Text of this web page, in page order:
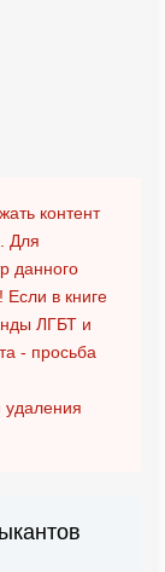
контент
Для
данного
Если в книге
ЛГБТ и
- просьба
удаления